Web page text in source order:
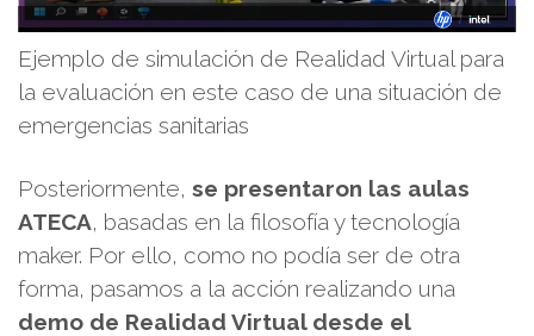
Ejemplo de simulación de Realidad Virtual para
la evaluación en este caso de una situación de
emergencias sanitarias
Posteriormente, se presentaron las aulas
ATECA, basadas en la filosofía y tecnología
maker. Por ello, como no podía ser de otra
forma, pasamos a la acción realizando una
demo de Realidad Virtual desde el